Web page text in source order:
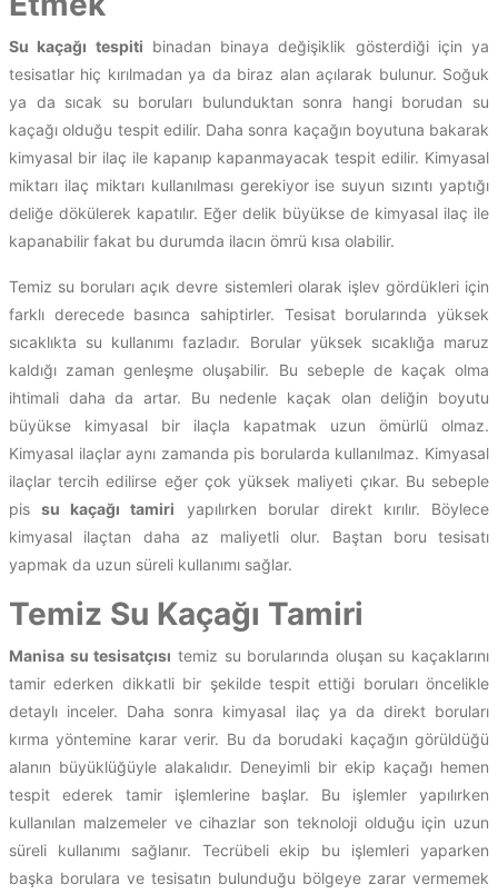
Su kaçağı tespiti binadan binaya değişiklik gösterdiği için ya
tesisatlar hiç kırılmadan ya da biraz alan açılarak bulunur. Soğuk
ya da sıcak su boruları bulunduktan sonra hangi borudan su
kaçağı olduğu tespit edilir. Daha sonra kaçağın boyutuna bakarak
kimyasal bir ilaç ile kapanıp kapanmayacak tespit edilir. Kimyasal
miktarı ilaç miktarı kullanılması gerekiyor ise suyun sızıntı yaptığı
deliğe dökülerek kapatılır. Eğer delik büyükse de kimyasal ilaç ile
kapanabilir fakat bu durumda ilacın ömrü kısa olabilir.
Temiz su boruları açık devre sistemleri olarak işlev gördükleri için
farklı derecede basınca sahiptirler. Tesisat borularında yüksek
sıcaklıkta su kullanımı fazladır. Borular yüksek sıcaklığa maruz
kaldığı zaman genleşme oluşabilir. Bu sebeple de kaçak olma
ihtimali daha da artar. Bu nedenle kaçak olan deliğin boyutu
büyükse kimyasal bir ilaçla kapatmak uzun ömürlü olmaz.
Kimyasal ilaçlar aynı zamanda pis borularda kullanılmaz. Kimyasal
ilaçlar tercih edilirse eğer çok yüksek maliyeti çıkar. Bu sebeple
pissu kaçağı tamiri yapılırken borular direkt kırılır. Böylece
kimyasal ilaçtan daha az maliyetli olur. Baştan boru tesisatı
yapmak da uzun süreli kullanımı sağlar.
Temiz Su Kaçağı Tamiri
Manisa su tesisatçısı temiz su borularında oluşan su kaçaklarını
tamir ederken dikkatli bir şekilde tespit ettiği boruları öncelikle
detaylı inceler. Daha sonra kimyasal ilaç ya da direkt boruları
kırma yöntemine karar verir. Bu da borudaki kaçağın görüldüğü
alanın büyüklüğüyle alakalıdır. Deneyimli bir ekip kaçağı hemen
tespit ederek tamir işlemlerine başlar. Bu işlemler yapılırken
kullanılan malzemeler ve cihazlar son teknoloji olduğu için uzun
süreli kullanımı sağlanır. Tecrübeli ekip bu işlemleri yaparken
başka borulara ve tesisatın bulunduğu bölgeye zarar vermemek